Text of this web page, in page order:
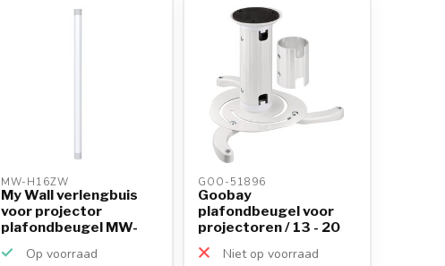
MW-H16ZW
My Wall verlengbuis
voor projector
plafondbeugel MW-
Op voorraad
GOO-51896
Goobay
plafondbeugel voor
projectoren / 13 - 20
Niet op voorraad